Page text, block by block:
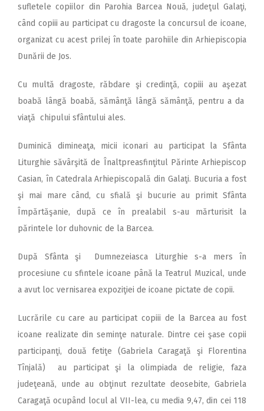
sufletele copiilor din Parohia Barcea Nouă, judeţul Galaţi,
când copiii au participat cu dragoste la concursul de icoane,
organizat cu acest prilej în toate parohiile din Arhiepiscopia
Dunării de Jos.
Cu multă dragoste, răbdare şi credinţă, copiii au aşezat
boabă lângă boabă, sămânţă lângă sămânţă, pentru a da
viaţă chipului sfântului ales.
Duminică dimineaţa, micii iconari au participat la Sfânta
Liturghie săvârşită de Înaltpreasfinţitul Părinte Arhiepiscop
Casian, în Catedrala Arhiepiscopală din Galaţi. Bucuria a fost
şi mai mare când, cu sfială şi bucurie au primit Sfânta
Împărtăşanie, după ce în prealabil s-au mărturisit la
părintele lor duhovnic de la Barcea.
După Sfânta şi Dumnezeiasca Liturghie s-a mers în
procesiune cu sfintele icoane până la Teatrul Muzical, unde
a avut loc vernisarea expoziţiei de icoane pictate de copii.
Lucrările cu care au participat copiii de la Barcea au fost
icoane realizate din seminţe naturale. Dintre cei şase copii
participanţi, două fetiţe (Gabriela Caragaţă şi Florentina
Tînjală) au participat şi la olimpiada de religie, faza
judeţeană, unde au obţinut rezultate deosebite, Gabriela
Caragaţă ocupând locul al VII-lea, cu media 9,47, din cei 118